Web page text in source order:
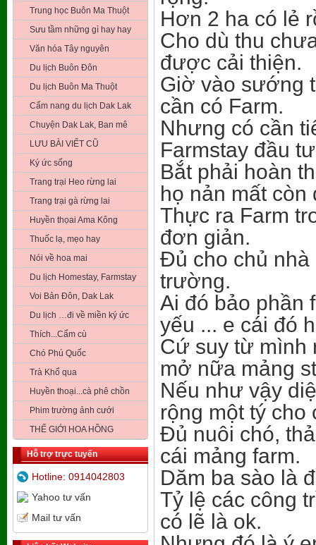
Trung học Buôn Ma Thuột
Sưu tầm những gì hay hay
Văn hóa Tây nguyên
Du lịch Buôn Đôn
Du lịch Buôn Ma Thuột
Cẩm nang du lịch Dak Lak
Chuyện Dak Lak, Ban mê
LƯU BÀI VIẾT CŨ
Ký ức sống
Trang trại Heo rừng lai
Trang trại gà rừng lai
Huyền thọai Ama Kông
Thuốc lạ, mẹo hay
Nói về hoa mai
Du lịch Homestay, Farmstay
Voi Bản Đôn, Dak Lak
Du lịch …đi về miền ký ức
Thích...Cẩm cù
Chó Phú Quốc
Trà Khổ qua
Huyền thoại...cà phê chồn
Phim trường ảnh cưới
THẾ GIỚI HOA HỒNG
Hỗ trợ trực tuyến
Hotline: 0914042803
Yahoo tư vấn
Mail tư vấn
Hơn 2 ha có lẻ
Cho dù thu
được cải thiện.
Giờ vào sướng
cần có Farm.
Nhưng có cần
Farmstay đầu
Bắt phải hoàn
họ nản mất còn
Thực ra Farm
đơn giản.
Đủ cho chủ nhà
trường.
Ai đó bảo phần
yếu ... e cái đó
Cứ suy từ mình
mở nữa mảng
Nếu như vậy
rộng một tý
Đủ nuôi chó,
cái mảng farm.
Dăm ba sào là
Tỷ lệ các công
có lẽ là ok.